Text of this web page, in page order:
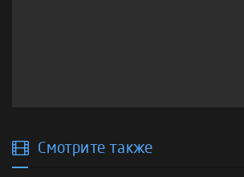
Смотрите также